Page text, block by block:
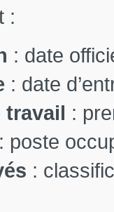
:
: date
: date
travail :
: poste
: